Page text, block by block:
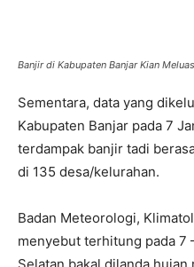
Banjir di Kabupaten Banjar Kian
Sementara, data yang
Kabupaten Banjar pada 7
terdampak banjir tadi
di 135 desa/kelurahan.
Badan Meteorologi,
menyebut terhitung pada 7